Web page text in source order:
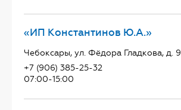
«ИП Константинов Ю.А.»
Чебоксары, ул. Фёдора Гладкова, д. 9
+7 (906) 385-25-32
07:00-15:00